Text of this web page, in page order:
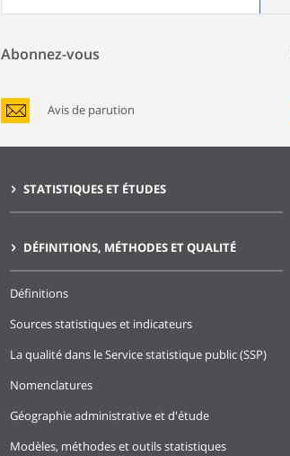
Abonnez-vous
Avis de parution
STATISTIQUES ET ÉTUDES
DÉFINITIONS, MÉTHODES ET QUALITÉ
Définitions
Sources statistiques et indicateurs
La qualité dans le Service statistique public (SSP)
Nomenclatures
Géographie administrative et d'étude
Modèles, méthodes et outils statistiques